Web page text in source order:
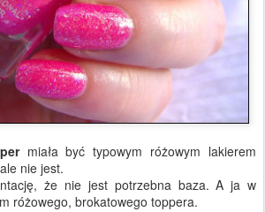
miała być typowym różowym lakierem
nie jest.
że nie jest potrzebna baza. A ja w
różowego, brokatowego toppera.